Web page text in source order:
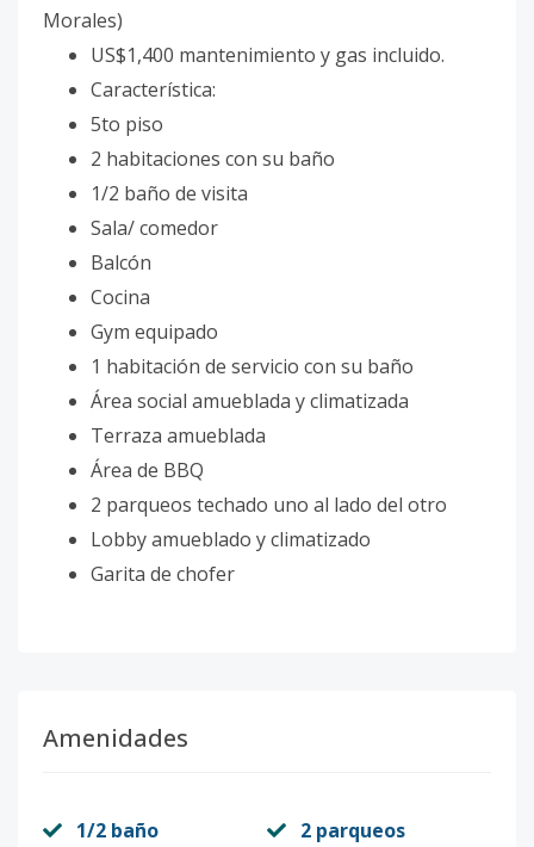
Morales)
US$1,400 mantenimiento y gas incluido.
Característica:
5to piso
2 habitaciones con su baño
1/2 baño de visita
Sala/ comedor
Balcón
Cocina
Gym equipado
1 habitación de servicio con su baño
Área social amueblada y climatizada
Terraza amueblada
Área de BBQ
2 parqueos techado uno al lado del otro
Lobby amueblado y climatizado
Garita de chofer
Amenidades
1/2 baño 2 parqueos